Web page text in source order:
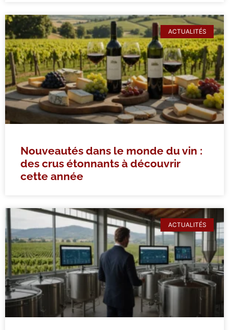
ACTUALITÉS
Nouveautés dans le monde du vin :
des crus étonnants à découvrir
cette année
ACTUALITÉS